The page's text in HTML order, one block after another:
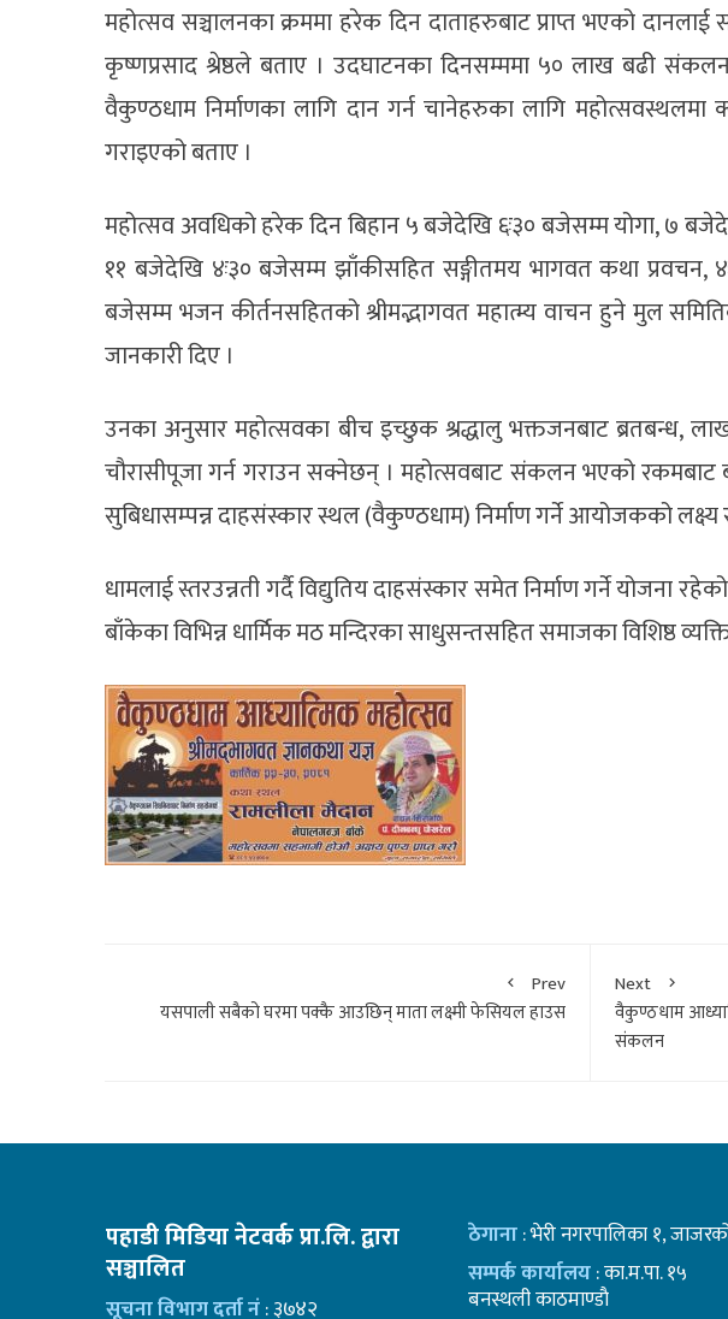
महोत्सव सञ्चालनका क्रममा हरेक दिन दाताहरुबाट प्राप्त भएको
कृष्णप्रसाद श्रेष्ठले बताए । उदघाटनका दिनसम्ममा ५० लाख बढी
वैकुण्ठधाम निर्माणका लागि दान गर्न चानेहरुका लागि
गराइएको बताए ।
महोत्सव अवधिको हरेक दिन बिहान ५ बजेदेखि ६ः३० बजेसम्म योगा, ७
११ बजेदेखि ४ः३० बजेसम्म झाँकीसहित सङ्गीतमय भागवत कथा प्रवचन,
बजेसम्म भजन कीर्तनसहितको श्रीमद्भागवत महात्म्य वाचन हुने मुल
जानकारी दिए ।
उनका अनुसार महोत्सवका बीच इच्छुक श्रद्धालु भक्तजनबाट ब्रतबन्ध,
चौरासीपूजा गर्न गराउन सक्नेछन् । महोत्सवबाट संकलन भएको
सुबिधासम्पन्न दाहसंस्कार स्थल (वैकुण्ठधाम) निर्माण गर्ने आयोजकको लक्ष्य
धामलाई स्तरउन्नती गर्दै विद्युतिय दाहसंस्कार समेत निर्माण गर्ने योजना
बाँकेका विभिन्न धार्मिक मठ मन्दिरका साधुसन्तसहित समाजका विशिष्ठ
Prev
यसपाली सबैको घरमा पक्कै आउछिन् माता लक्ष्मी फेसियल हाउस
Next
वैकुण्ठधाम
संकलन
पहाडी मिडिया नेटवर्क प्रा.लि. द्वारा
सञ्चालित
सूचना विभाग दर्ता नं: ३७४२
ठेगाना: भेरी नगरपालिका १,
सम्पर्क कार्यालय: का.म.पा. १५
बनस्थली काठमाण्डाै